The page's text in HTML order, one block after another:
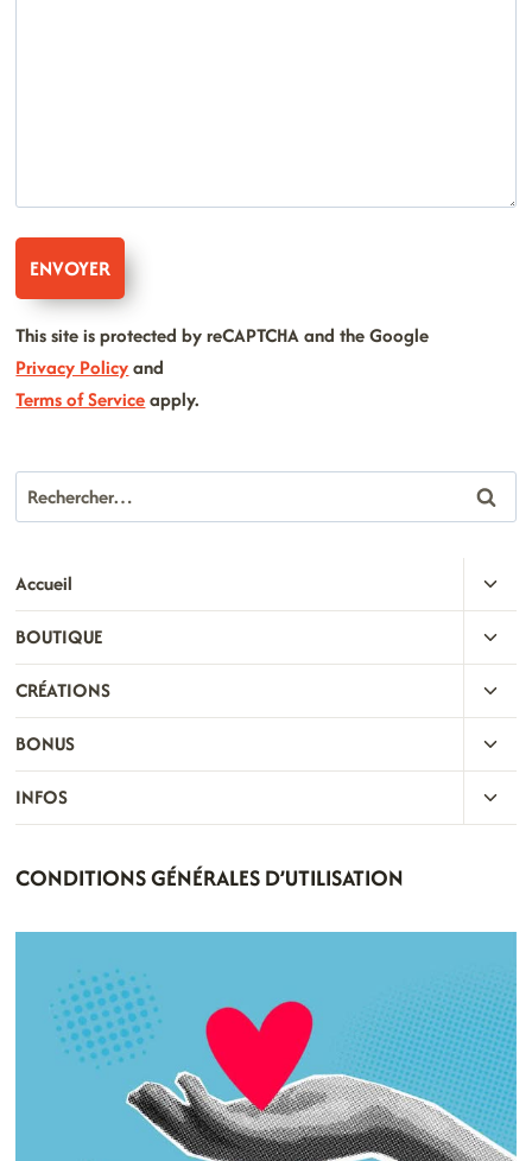
This site is protected by reCAPTCHA and the Google
Privacy Policyand
Terms of Serviceapply.
Rechercher :
Accueil
LE
MENU
BOUTIQUE
LE
MENU
CRÉATIONS
LE
MENU
BONUS
LE
MENU
INFOS
LE
CONDITIONS GÉNÉRALES D’UTILISATION